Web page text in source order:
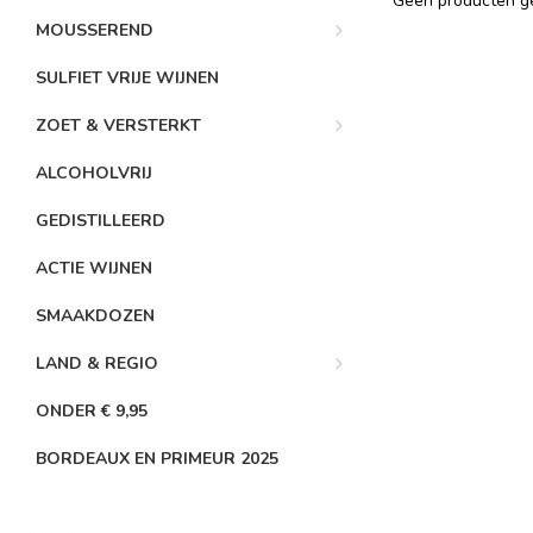
MOUSSEREND
SULFIET VRIJE WIJNEN
ZOET & VERSTERKT
ALCOHOLVRIJ
GEDISTILLEERD
ACTIE WIJNEN
SMAAKDOZEN
LAND & REGIO
ONDER € 9,95
BORDEAUX EN PRIMEUR 2025